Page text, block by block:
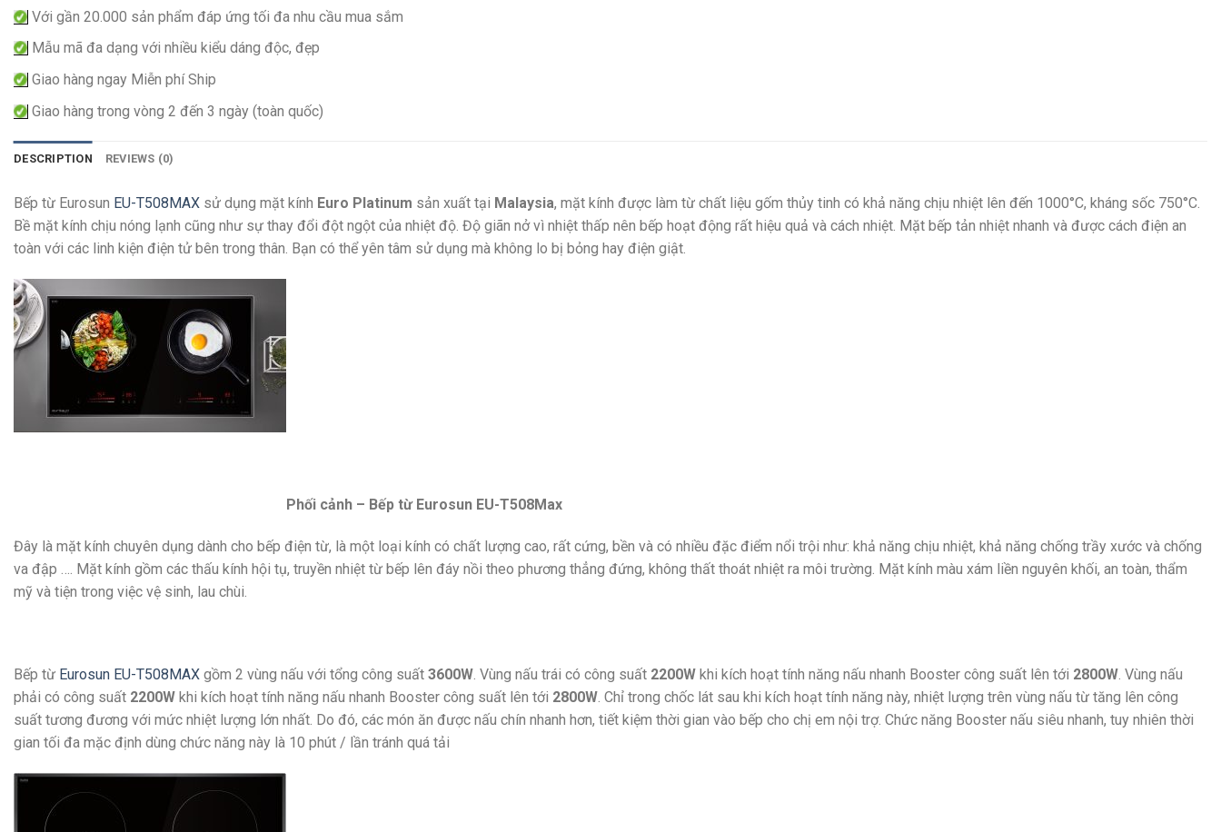
Với gần 20.000 sản phẩm đáp ứng tối đa nhu cầu mua sắm
Mẫu mã đa dạng với nhiều kiểu dáng độc, đẹp
Giao hàng ngay Miễn phí Ship
Giao hàng trong vòng 2 đến 3 ngày (toàn quốc)
DESCRIPTION REVIEWS (0)
Bếp từ Eurosun EU-T508MAX sử dụng mặt kính Euro Platinum sản xuất tại Malaysia, mặt kính được làm từ chất liệu gốm thủy tinh có khả năng chịu nhiệt lên đến 1000°C, kháng sốc 750°C.
Bề mặt kính chịu nóng lạnh cũng như sự thay đổi đột ngột của nhiệt độ. Độ giãn nở vì nhiệt thấp nên bếp hoạt động rất hiệu quả và cách nhiệt. Mặt bếp tản nhiệt nhanh và được cách điện an
toàn với các linh kiện điện tử bên trong thân. Bạn có thể yên tâm sử dụng mà không lo bị bỏng hay điện giật.
Phối cảnh – Bếp từ Eurosun EU-T508Max
Đây là mặt kính chuyên dụng dành cho bếp điện từ, là một loại kính có chất lượng cao, rất cứng, bền và có nhiều đặc điểm nổi trội như: khả năng chịu nhiệt, khả năng chống trầy xước và chống
va đập …. Mặt kính gồm các thấu kính hội tụ, truyền nhiệt từ bếp lên đáy nồi theo phương thẳng đứng, không thất thoát nhiệt ra môi trường. Mặt kính màu xám liền nguyên khối, an toàn, thẩm
mỹ và tiện trong việc vệ sinh, lau chùi.
Bếp từ Eurosun EU-T508MAX gồm 2 vùng nấu với tổng công suất 3600W. Vùng nấu trái có công suất 2200W khi kích hoạt tính năng nấu nhanh Booster công suất lên tới 2800W. Vùng nấu
phải có công suất 2200W khi kích hoạt tính năng nấu nhanh Booster công suất lên tới 2800W. Chỉ trong chốc lát sau khi kích hoạt tính năng này, nhiệt lượng trên vùng nấu từ tăng lên công
suất tương đương với mức nhiệt lượng lớn nhất. Do đó, các món ăn được nấu chín nhanh hơn, tiết kiệm thời gian vào bếp cho chị em nội trợ. Chức năng Booster nấu siêu nhanh, tuy nhiên thời
gian tối đa mặc định dùng chức năng này là 10 phút / lần tránh quá tải